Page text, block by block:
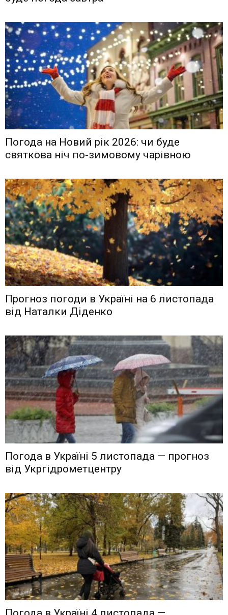
Погода на Новий рік 2026: чи буде
святкова ніч по-зимовому чарівною
Прогноз погоди в Україні на 6 листопада
від Наталки Діденко
Погода в Україні 5 листопада — прогноз
від Укргідрометцентру